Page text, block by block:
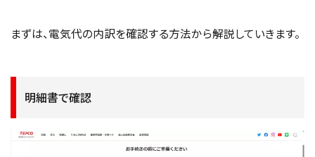
まずは、電気代の内訳を確認する方法から解説していきます。
明細書で確認